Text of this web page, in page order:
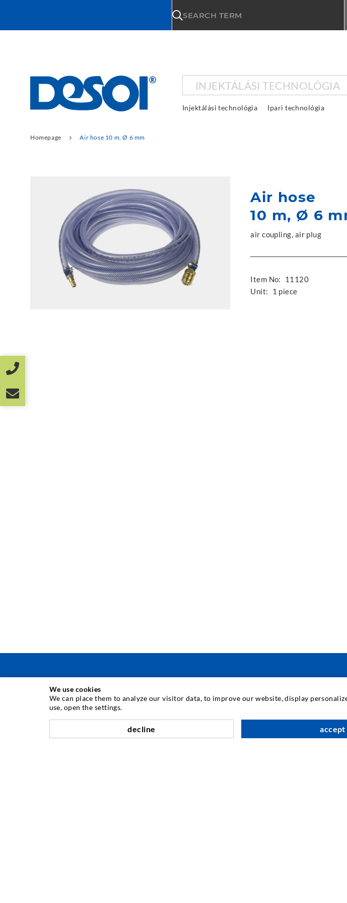
SEARCH TERM
INJEKTÁLÁSI TECHNOLÓGIA
Injektálási technológia Ipari technológia
Homepage Air hose 10 m, Ø 6 mm
Air hose
10 m, Ø 6
air coupling, air plug
Item No:
11120
Unit:
1 piece
INJEKTÁLÁSI TECHNOLÓGIA
Repedés-injektálás
Horizontális tömítés
IPARI TECHNOLÓGIA
We use cookies
We can place them to analyze our visitor data, to improve our website, display
use, open the settings.
decline accept